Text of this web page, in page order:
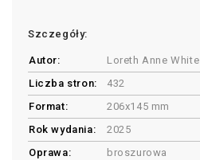
Szczegóły:
Autor:
Loreth Anne White
Liczba stron:
432
Format:
206x145 mm
Rok wydania:
2025
Oprawa:
broszurowa